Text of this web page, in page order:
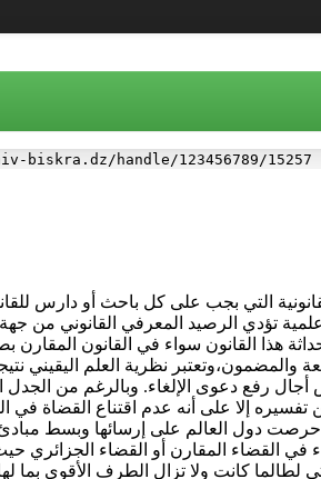
biskra.dz/handle/123456789/15257
التي بجب على كل باحث أو دارس
تؤدي الرصيد المعرفي القانوني من
هذا القانون سواء في القانون
والمضمون،وتعتبر نظرية العلم اليقيني
رفع دعوى الإلغاء. وبالرغم من الجدل
تفسيره إلا على أنه عدم اقتناع القضاة
حرصت دول العالم على إرسائها وبسط
القضاء المقارن أو القضاء الجزائري
لطالما كانت ولا تزال الطرف الأقوى بما